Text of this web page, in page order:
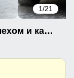
1/21
Пальто зимнее утепленное с мехом и капюшоном тренд черного цвета 7630Ch